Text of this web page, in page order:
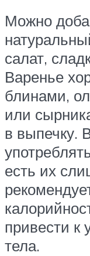
Можно
салат,
Варенье
блинами,
или
в выпечку.
есть их
привести к
тела.